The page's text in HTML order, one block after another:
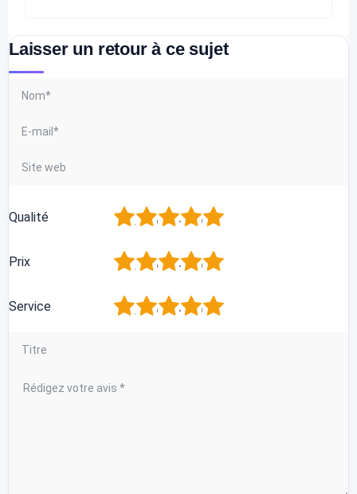
Laisser un retour à ce sujet
Qualité 5
4
3
2
Prix 5
4
3
2
Service 5
4
3
2